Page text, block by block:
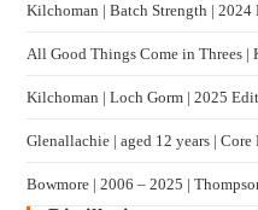
Kilchoman | Batch Strength | 2024
All Good Things Come in Threes |
Kilchoman | Loch Gorm​ | 2025
Glenallachie | aged 12 years |
Bowmore | 2006 – 2025 |